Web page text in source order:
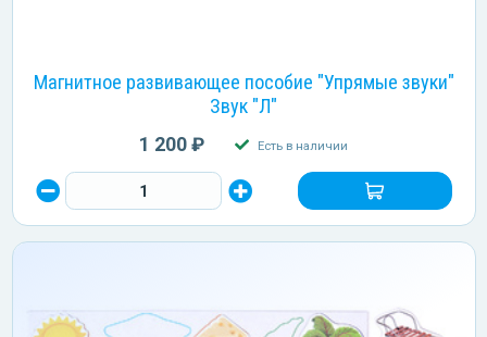
Магнитное развивающее пособие "Упрямые звуки"
Звук "Л"
1 200 ₽ Есть в наличии